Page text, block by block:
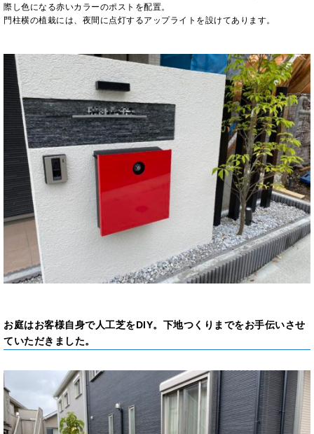
際し色になる赤いカラーのポストを配置。
門柱横の植栽には、夜間に点灯するアップライトを設けてあります。
お庭はお客様自身で人工芝をDIY。下地つくりまでをお手伝いさせ
ていただきました。